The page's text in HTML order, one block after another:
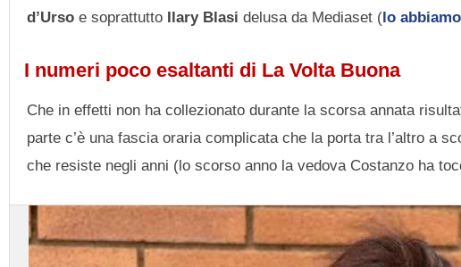
d’Urso e soprattutto Ilary Blasi delusa da Mediaset (lo
I numeri poco esaltanti di La Volta Buona
Che in effetti non ha collezionato durante la scorsa annata
parte c’è una fascia oraria complicata che la porta tra l’altro a
che resiste negli anni (lo scorso anno la vedova Costanzo ha